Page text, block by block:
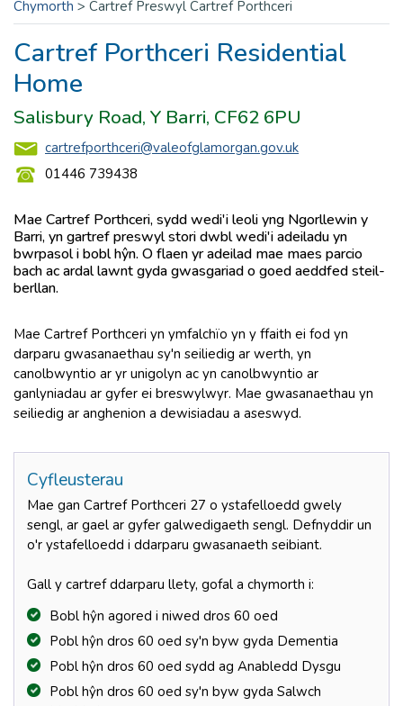
Chymorth > Cartref Preswyl Cartref Porthceri
Cartref Porthceri Residential
Home
Salisbury Road, Y Barri, CF62 6PU
cartrefporthceri@valeofglamorgan.gov.uk
01446 739438
Mae Cartref Porthceri, sydd wedi'i leoli yng Ngorllewin y
Barri, yn gartref preswyl stori dwbl wedi'i adeiladu yn
bwrpasol i bobl hŷn. O flaen yr adeilad mae maes parcio
bach ac ardal lawnt gyda gwasgariad o goed aeddfed steil-
berllan.
Mae Cartref Porthceri yn ymfalchïo yn y ffaith ei fod yn
darparu gwasanaethau sy'n seiliedig ar werth, yn
canolbwyntio ar yr unigolyn ac yn canolbwyntio ar
ganlyniadau ar gyfer ei breswylwyr. Mae gwasanaethau yn
seiliedig ar anghenion a dewisiadau a aseswyd.
Cyfleusterau
Mae gan Cartref Porthceri 27 o ystafelloedd gwely
sengl, ar gael ar gyfer galwedigaeth sengl. Defnyddir un
o'r ystafelloedd i ddarparu gwasanaeth seibiant.
Gall y cartref ddarparu llety, gofal a chymorth i:
Bobl hŷn agored i niwed dros 60 oed
Pobl hŷn dros 60 oed sy'n byw gyda Dementia
Pobl hŷn dros 60 oed sydd ag Anabledd Dysgu
Pobl hŷn dros 60 oed sy'n byw gyda Salwch